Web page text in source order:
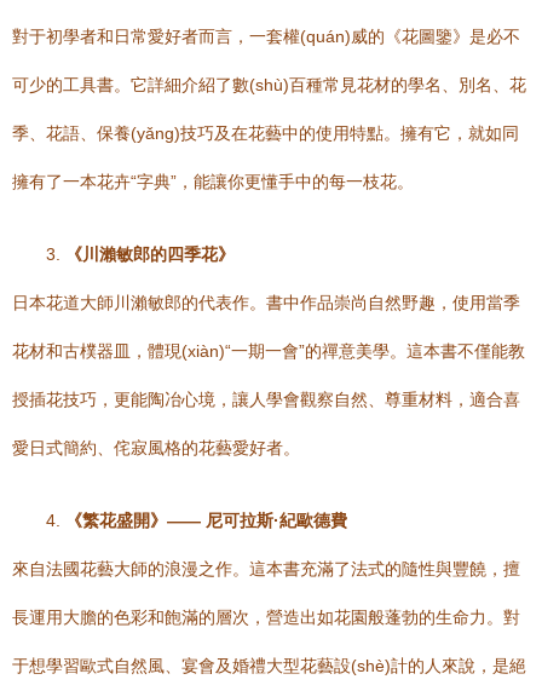
對于初學者和日常愛好者而言，一套權(quán)威的《花圖鑒》是必不
可少的工具書。它詳細介紹了數(shù)百種常見花材的學名、別名、花
季、花語、保養(yǎng)技巧及在花藝中的使用特點。擁有它，就如同
擁有了一本花卉“字典”，能讓你更懂手中的每一枝花。
3. 《川瀨敏郎的四季花》
日本花道大師川瀨敏郎的代表作。書中作品崇尚自然野趣，使用當季
花材和古樸器皿，體現(xiàn)“一期一會”的禪意美學。這本書不僅能教
授插花技巧，更能陶冶心境，讓人學會觀察自然、尊重材料，適合喜
愛日式簡約、侘寂風格的花藝愛好者。
4. 《繁花盛開》—— 尼可拉斯·紀歐德費
來自法國花藝大師的浪漫之作。這本書充滿了法式的隨性與豐饒，擅
長運用大膽的色彩和飽滿的層次，營造出如花園般蓬勃的生命力。對
于想學習歐式自然風、宴會及婚禮大型花藝設(shè)計的人來說，是絕